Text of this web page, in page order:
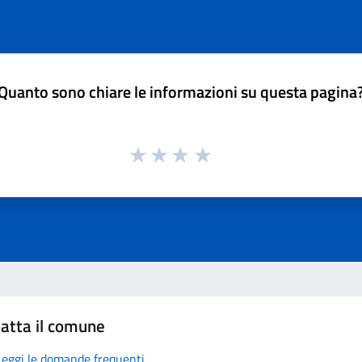
sono chiare le informazioni su questa
il comune